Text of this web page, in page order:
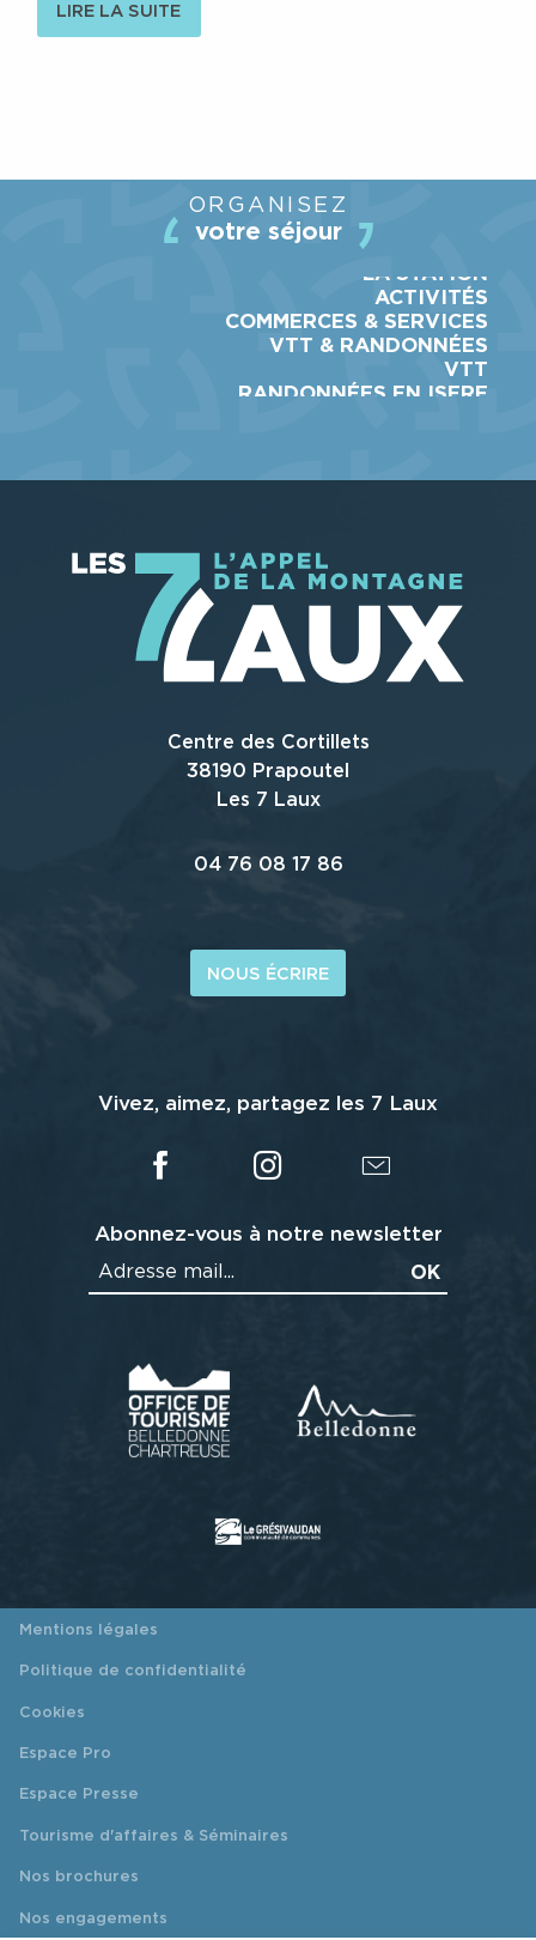
LIRE LA SUITE
ORGANISEZ
votre séjour
LA STATION
ACTIVITÉS
COMMERCES & SERVICES
VTT & RANDONNÉES
VTT
RANDONNÉES EN ISERE
Centre des Cortillets
38190 Prapoutel
Les 7 Laux
04 76 08 17 86
NOUS ÉCRIRE
Vivez, aimez, partagez les 7 Laux
Abonnez-vous à notre newsletter
Mentions légales
Politique de confidentialité
Cookies
Espace Pro
Espace Presse
Tourisme d'affaires & Séminaires
Nos brochures
Nos engagements